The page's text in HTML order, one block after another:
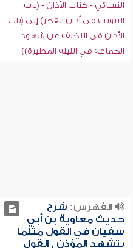
النسائي - كتاب الأذان - (باب
التثويب في أذان الفجر) إلى (باب
الأذان في التخلف عن شهود
الجماعة في الليلة المطيرة))
الفهرس: شرح
حديث معاوية بن أبي
سفيان في القول مثلما
يتشهد المؤذن , القول